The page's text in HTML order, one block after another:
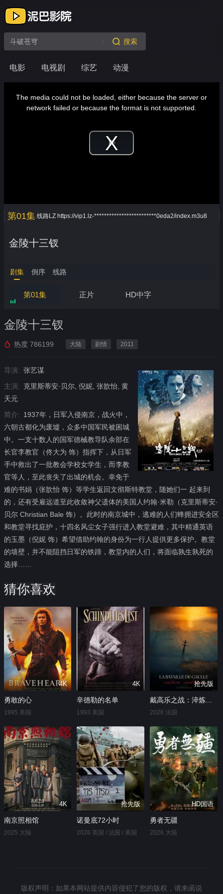
电影 电视剧 综艺 动漫
搜索
Play
modalThe media could not be loaded, either because the server or
network failed or because the format is not supported.
第01集 线路LZ https://vip1.lz-*************************0eda2/index.m3u8
金陵十三钗
剧集 倒序 线路
第01集 正片 HD中字
金陵十三钗
热度 786199 大陆 剧情 2011
导演: 张艺谋
主演: 克里斯蒂安·贝尔, 倪妮, 张歆怡, 黄
天元
简介: 1937年，日军入侵南京，战火中，
六朝古都化为废墟，众多中国军民被困城
中。一支十数人的国军德械教导队余部在
长官李教官（佟大为 饰）指挥下，从日军
手中救出了一批教会学校女学生，而李教
官等人，至此丧失了出城的机会。幸免于
难的书娟（张歆怡 饰）等学生返回文彻斯特教堂，随她们一 起来到
的，还有受雇远道至此收敛神父遗体的美国人约翰·米勒（克里斯蒂安·
贝尔 Christian Bale 饰）。此时的南京城中，逃难的人们蜂拥进安全区
和教堂寻找庇护，十四名风尘女子强行进入教堂避难，其中精通英语
的玉墨（倪妮 饰）希望借助约翰的身份为一行人提供更多保护。教堂
的墙壁，并不能阻挡日军的铁蹄，教堂内的人们，将面临孰生孰死的
选择……
猜你喜欢
4K
勇敢的心
1995 美国
4K
辛德勒的名单
1993 美国
抢先版
戴高乐之战：淬炼时代
2026 法国
4K
南京照相馆
2025 大陆
抢先版
诺曼底72小时
2026 英国 / 法国 / 美国
HD国语
勇者无疆
2026 大陆
版权声明：如果本网站提供内容侵犯了您的版权，请来函说